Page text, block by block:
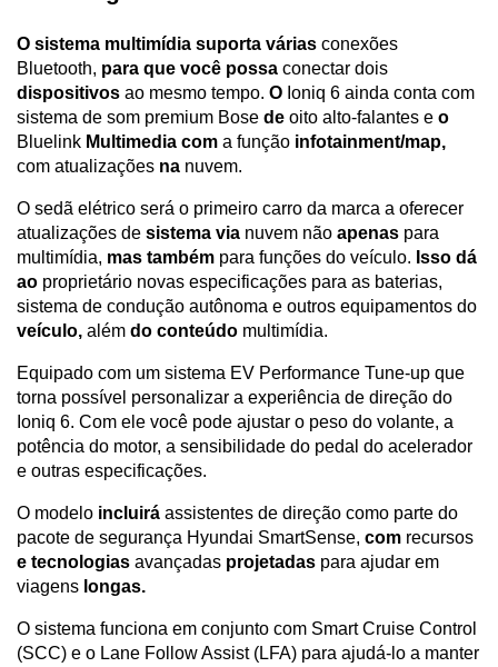
O sistema multimídia suporta várias conexões
Bluetooth, para que você possa
dispositivos ao mesmo tempo. O Ioniq 6 ainda conta com
sistema de som premium Bose de oito alto-falantes e o
Bluelink Multimedia com a função infotainment/map,
com atualizações na nuvem.
O sedã elétrico será o primeiro carro da marca a oferecer
atualizações de sistema via nuvem não apenas para
multimídia, mas também para funções do veículo. Isso dá
ao proprietário novas especificações para as baterias,
veículo, além do conteúdo multimídia.
Equipado com um sistema EV Performance Tune-up que
torna possível personalizar a experiência de direção do
Ioniq 6. Com ele você pode ajustar o peso do volante, a
potência do motor, a sensibilidade do pedal do acelerador
e outras especificações.
O modelo incluirá assistentes de direção como parte do
pacote de segurança Hyundai SmartSense, com
e tecnologias avançadas projetadas para ajudar em
viagens longas.
O sistema funciona em conjunto com Smart Cruise Control
(SCC) e o Lane Follow Assist (LFA) para ajudá-lo a manter